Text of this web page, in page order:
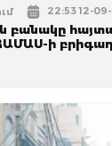
22:53 12-
բանակը
ի